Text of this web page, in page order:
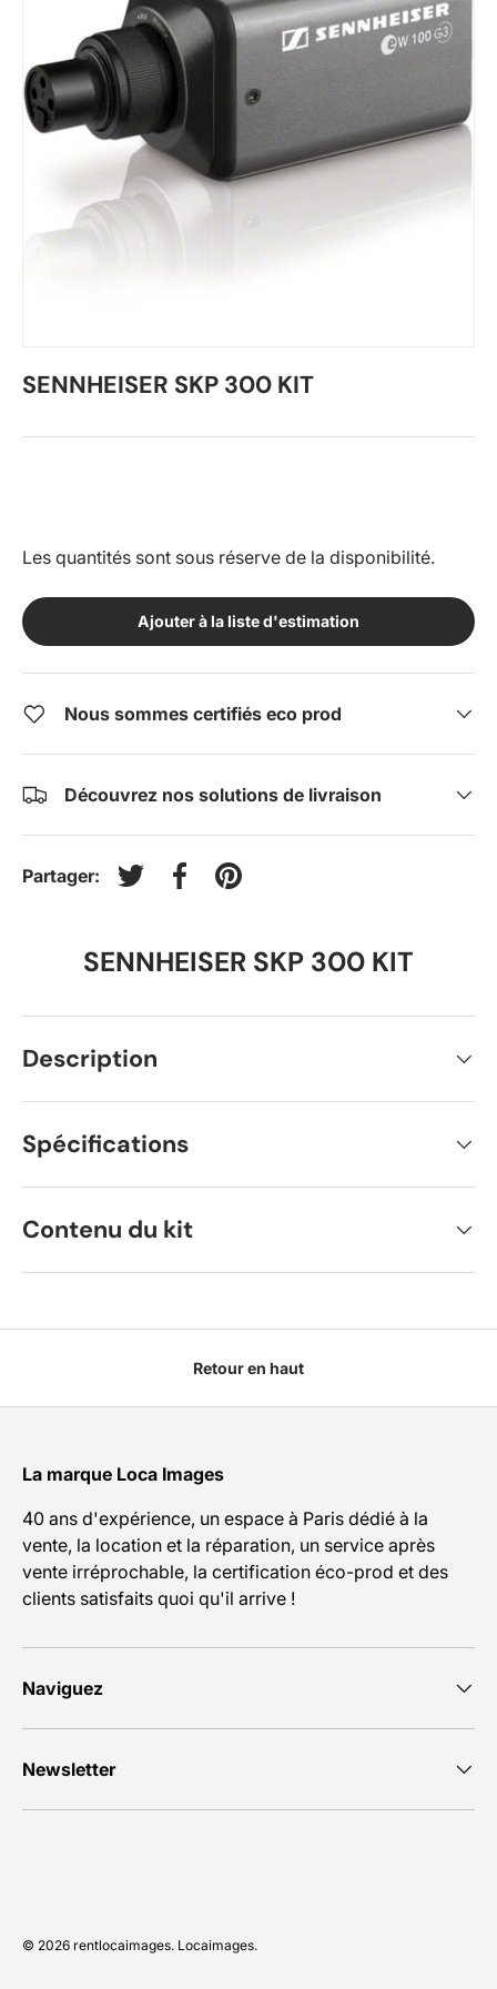
SENNHEISER SKP 300 KIT
Les quantités sont sous réserve de la disponibilité.
Ajouter à la liste d'estimation
Nous sommes certifiés eco prod
Découvrez nos solutions de livraison
Partager:
Tweeter sur Twitter
Partager sur Facebook
Épingler sur Pinterest
SENNHEISER SKP 300 KIT
Description
Spécifications
Contenu du kit
Retour en haut
La marque Loca Images
40 ans d'expérience, un espace à Paris dédié à la
vente, la location et la réparation, un service après
vente irréprochable, la certification éco-prod et des
clients satisfaits quoi qu'il arrive !
Naviguez
Newsletter
© 2026 rentlocaimages. Locaimages.